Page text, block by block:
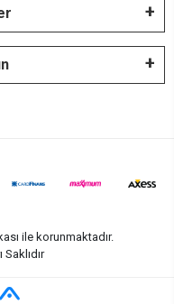
ile korunmaktadır.
Saklıdır